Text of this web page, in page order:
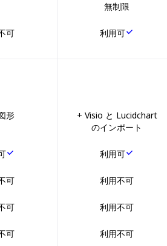
無制限
可 利用可
形
+ Visio と Lucidchart
のインポート
利用可
可 利用不可
可 利用不可
可 利用不可